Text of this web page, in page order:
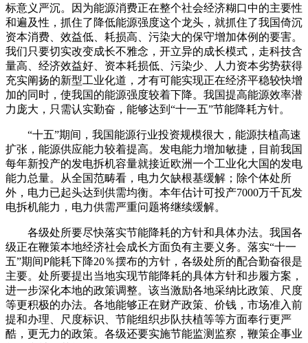
标意义严沉。因为能源消费正在整个社会经济糊口中的主要性
和遍及性，抓住了降低能源强度这个龙头，就抓住了我国倚沉
资本消费、效益低、耗损高、污染大的保守增加体例的要害。
我们只要切实改变成长不雅念，开立异的成长模式，走科技含
量高、经济效益好、资本耗损低、污染少、人力资本劣势获得
充实阐扬的新型工业化道，才有可能实现正在经济平稳较快增
加的同时，使我国的能源强度较着下降。我国提高能源效率潜
力庞大，只需认实勤奋，能够达到“十一五”节能降耗方针。
“十五”期间，我国能源行业投资规模很大，能源扶植高速
扩张，能源供应能力较着提高。发电能力增加敏捷，目前我国
每年新投产的发电拆机容量就接近欧洲一个工业化大国的发电
能力总量。从全国范畴看，电力欠缺根基缓解；除个体处所
外，电力已起头达到供需均衡。本年估计可投产7000万千瓦发
电拆机能力，电力供需严重问题将继续缓解。
各级处所要尽快落实节能降耗的方针和具体办法。我国各
级正在鞭策本地经济社会成长方面负有主要义务。落实“十一
五”期间P能耗下降20％摆布的方针，各级处所的配合勤奋很是
主要。处所要提出当地实现节能降耗的具体方针和步履方案，
进一步深化本地的政策调整。该当激励各地采纳比政策、尺度
等更积极的办法。各地能够正在财产政策、价钱，市场准入前
提和办理、尺度标识、节能组织步队扶植等等方面奉行更严
酷，更无力的政策。各级还要实施节能监测监察，鞭策企事业